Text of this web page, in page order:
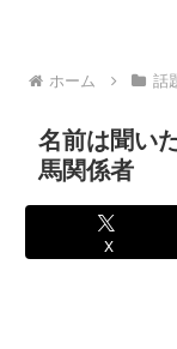
ホーム 話
名前は聞い
馬関係者
X